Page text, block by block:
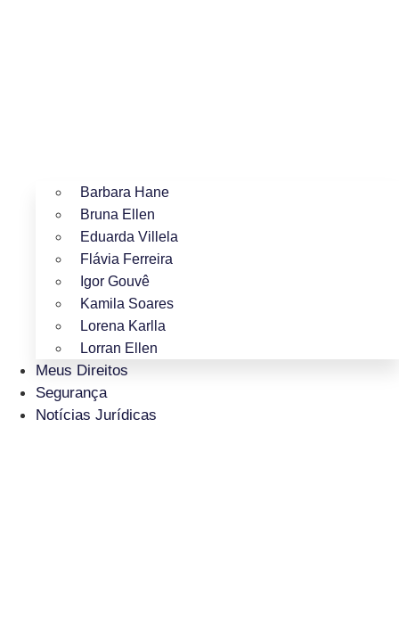
Barbara Hane
Bruna Ellen
Eduarda Villela
Flávia Ferreira
Igor Gouvê
Kamila Soares
Lorena Karlla
Lorran Ellen
Meus Direitos
Segurança
Notícias Jurídicas